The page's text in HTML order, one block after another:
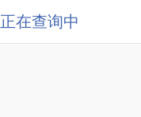
正在查询中